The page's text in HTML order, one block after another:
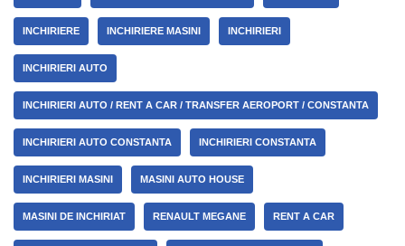
INCHIRIERE INCHIRIERE MASINI INCHIRIERI
INCHIRIERI AUTO
INCHIRIERI AUTO / RENT A CAR / TRANSFER AEROPORT / CONSTANTA
INCHIRIERI AUTO CONSTANTA INCHIRIERI CONSTANTA
INCHIRIERI MASINI MASINI AUTO HOUSE
MASINI DE INCHIRIAT RENAULT MEGANE RENT A CAR